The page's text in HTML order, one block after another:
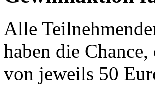
Alle
haben die
von jeweils 50